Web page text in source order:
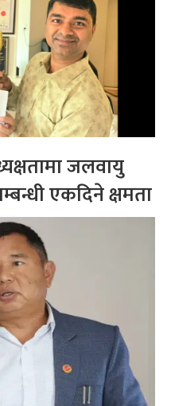
जलवायु
एकदिने क्षमता